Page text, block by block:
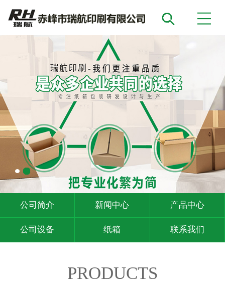
公司简介 新闻中心 产品中心
公司设备 纸箱 联系我们
PRODUCTS